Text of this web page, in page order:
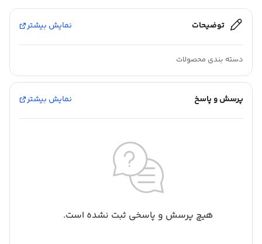
توضیحات نمایش بیشتر
دسته بندی محصولات
پرسش و پاسخ نمایش بیشتر
هیچ پرسش و پاسخی ثبت نشده است.